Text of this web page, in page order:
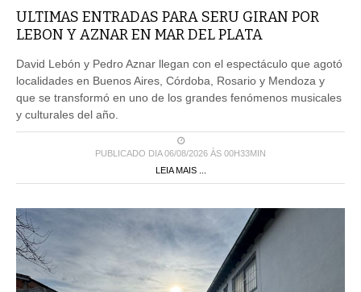
ULTIMAS ENTRADAS PARA SERU GIRAN POR
LEBON Y AZNAR EN MAR DEL PLATA
David Lebón y Pedro Aznar llegan con el espectáculo que agotó
localidades en Buenos Aires, Córdoba, Rosario y Mendoza y
que se transformó en uno de los grandes fenómenos musicales
y culturales del año.
PUBLICADO DIA 06/08/2026 ÀS 00H33MIN
LEIA MAIS ...